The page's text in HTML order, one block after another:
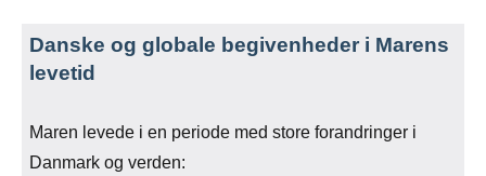
Danske og globale begivenheder i Marens
levetid
Maren levede i en periode med store forandringer i
Danmark og verden: